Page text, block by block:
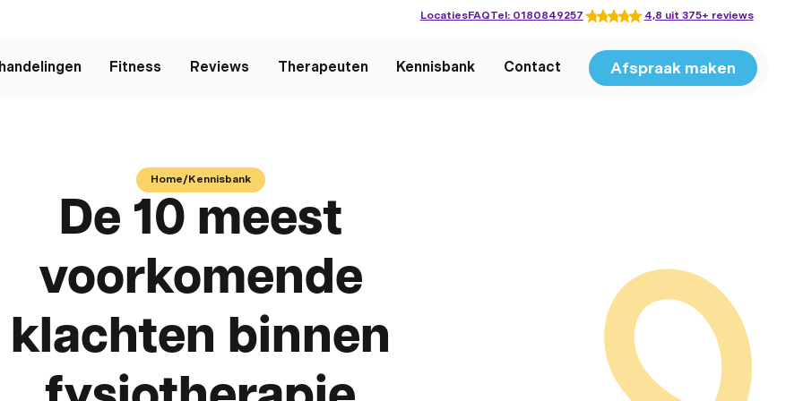
LocatiesFAQTel: 0180849257 4,8 uit 375+ reviews
Fitness Reviews Therapeuten Kennisbank Contact Afspraak maken
Home/Kennisbank
De 10 meest
voorkomende
klachten binnen